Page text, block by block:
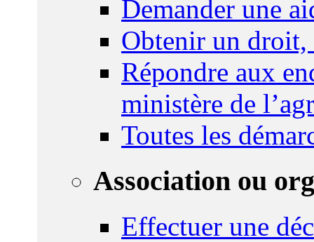
Demander une
Obtenir un droit,
Répondre aux
ministère de
Toutes les
Association ou
Effectuer une